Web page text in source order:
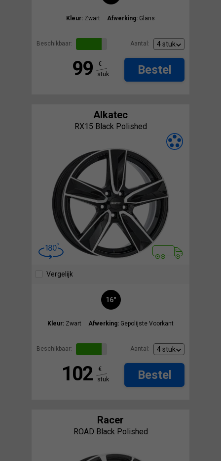
Kleur: Zwart Afwerking: Glans
Beschikbaar: Aantal:
99
€
stuk
Bestel
Alkatec
RX15 Black Polished
Vergelijk
16"
Kleur: Zwart Afwerking: Gepolijste Voorkant
Beschikbaar: Aantal:
102
€
stuk
Bestel
Racer
ROAD Black Polished